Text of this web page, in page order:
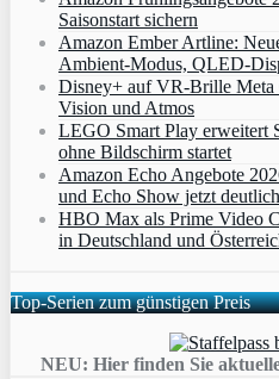
Saisonstart sichern
Amazon Ember Artline:
Ambient‑Modus,
Disney+ auf VR-Brille Meta
Vision und Atmos
LEGO Smart Play erweitert
ohne Bildschirm startet
Amazon Echo Angebote
und Echo Show jetzt
HBO Max als Prime Video
in Deutschland und
Top-Serien zum günstigen Preis
NEU: Hier finden Sie